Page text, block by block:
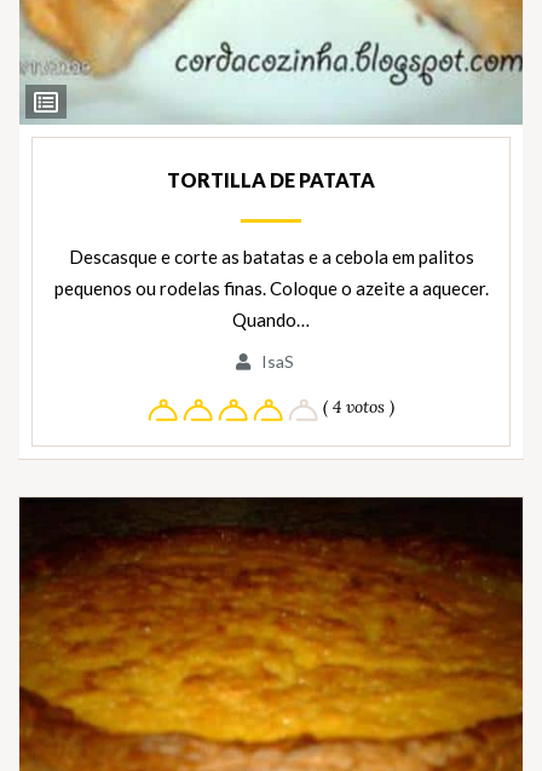
Ver
Ingredientes
TORTILLA DE PATATA
Descasque e corte as batatas e a cebola em palitos
pequenos ou rodelas finas. Coloque o azeite a aquecer.
Quando…
IsaS
( 4 votos )